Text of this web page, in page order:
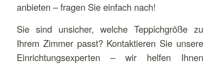
anbieten – fragen Sie einfach nach!
Sie sind unsicher, welche Teppichgröße zu
Ihrem Zimmer passt? Kontaktieren Sie unsere
Einrichtungsexperten – wir helfen Ihnen